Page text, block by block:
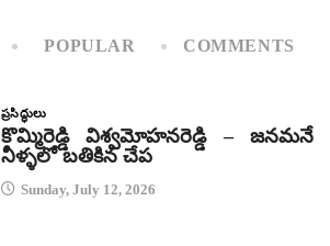
POPULAR COMMENTS
ప్రసిద్ధులు
కొమ్మిరెడ్డి విశ్వమోహనరెడ్డి – జనమనే
నీళ్ళలో బతికిన చేప
Sunday, July 12, 2026